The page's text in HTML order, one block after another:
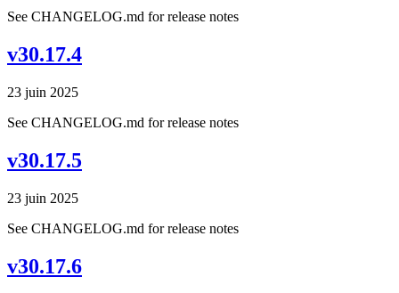
See CHANGELOG.md for release notes
v30.17.4
23 juin 2025
See CHANGELOG.md for release notes
v30.17.5
23 juin 2025
See CHANGELOG.md for release notes
v30.17.6